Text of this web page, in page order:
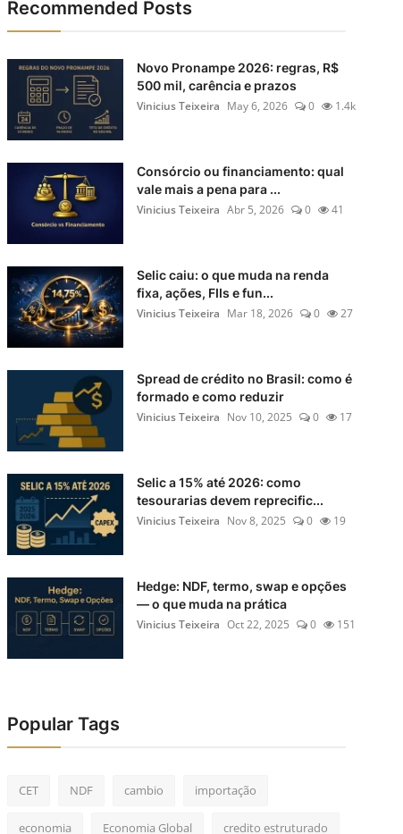
Recommended Posts
Novo Pronampe 2026: regras, R$
500 mil, carência e prazos
Vinicius Teixeira May 6, 2026 0 1.4k
Consórcio ou financiamento: qual
vale mais a pena para ...
Vinicius Teixeira Abr 5, 2026 0 41
Selic caiu: o que muda na renda
fixa, ações, FIIs e fun...
Vinicius Teixeira Mar 18, 2026 0 27
Spread de crédito no Brasil: como é
formado e como reduzir
Vinicius Teixeira Nov 10, 2025 0 17
Selic a 15% até 2026: como
tesourarias devem reprecific...
Vinicius Teixeira Nov 8, 2025 0 19
Hedge: NDF, termo, swap e opções
— o que muda na prática
Vinicius Teixeira Oct 22, 2025 0 151
Popular Tags
CET NDF cambio importação
economia Economia Global credito estruturado